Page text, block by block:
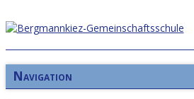
Navigation